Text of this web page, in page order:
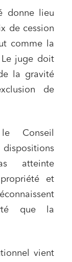
donne lieu
de cession
comme la
Le juge doit
la gravité
de
Conseil
atteinte
et
que la
vient